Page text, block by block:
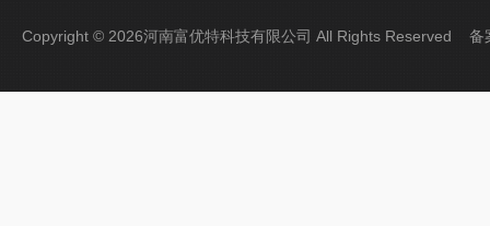
Copyright © 2026河南富优特科技有限公司 All Rights Reserved 备